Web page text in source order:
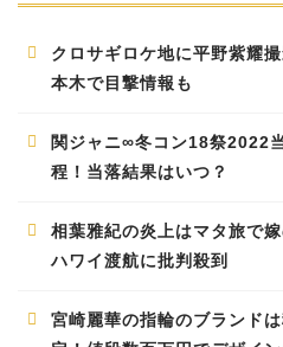
クロサギロケ地に平野紫耀
本木で目撃情報も
関ジャニ∞冬コン18祭2022
程！当落結果はいつ？
相葉雅紀の炎上はマタ旅で
ハワイ渡航に批判殺到
宮崎麗華の指輪のブランド